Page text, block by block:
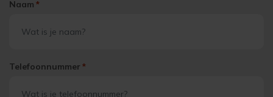
Naam *
Telefoonnummer *